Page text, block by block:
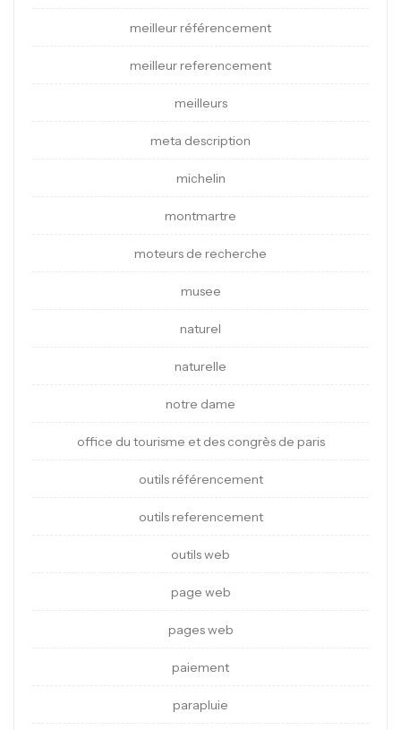
meilleur référencement
meilleur referencement
meilleurs
meta description
michelin
montmartre
moteurs de recherche
musee
naturel
naturelle
notre dame
office du tourisme et des congrès de paris
outils référencement
outils referencement
outils web
page web
pages web
paiement
parapluie